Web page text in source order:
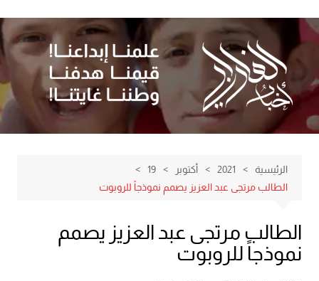
إلى
المحتوى
الرئيسية 2021 أكتوبر
19
الطالب مرتجى عبد العزيز يصمم نموذجاً للروبوت
الطالب مرتجى عبد العزيز يصمم
نموذجاً للروبوت